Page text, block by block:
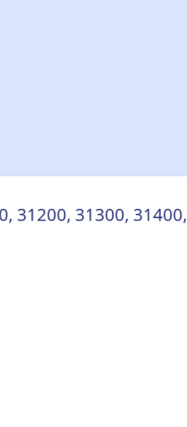
31200, 31300, 31400,